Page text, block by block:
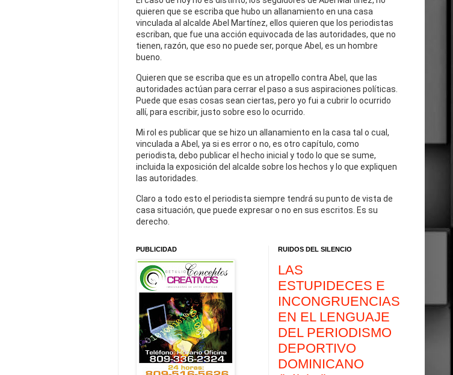
quieren que se escriba que hubo un allanamiento en una casa
vinculada al alcalde Abel Martínez, ellos quieren que los periodistas
escriban, que fue una acción equivocada de las autoridades, que no
tienen, razón, que eso no puede ser, porque Abel, es un hombre
bueno.
Quieren que se escriba que es un atropello contra Abel, que las
autoridades actúan para cerrar el paso a sus aspiraciones políticas.
Puede que esas cosas sean ciertas, pero yo fui a cubrir lo ocurrido
allí, para escribir, justo sobre eso lo ocurrido.
Mi rol es publicar que se hizo un allanamiento en la casa tal o cual,
vinculada a Abel, ya si es error o no, es otro capítulo, como
periodista, debo publicar el hecho inicial y todo lo que se sume,
incluida la exposición del alcalde sobre los hechos y lo que expliquen
las autoridades.
Claro a todo esto el periodista siempre tendrá su punto de vista de
casa situación, que puede expresar o no en sus escritos. Es su
derecho.
PUBLICIDAD RUIDOS DEL SILENCIO
LAS
ESTUPIDECES E
INCONGRUENCIAS
EN EL LENGUAJE
DEL PERIODISMO
DEPORTIVO
DOMINICANO